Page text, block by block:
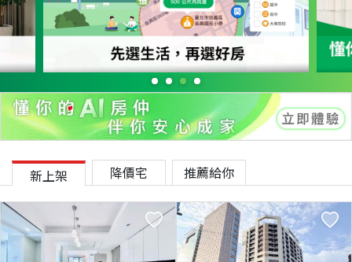
新上架 降價宅 推薦給你